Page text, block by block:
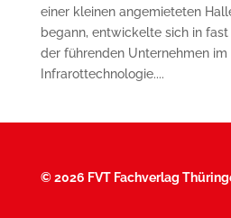
einer kleinen angemieteten
begann, entwickelte sich in
der führenden Unternehmen
Infrarottechnologie....
©2026 FVT Fachverlag